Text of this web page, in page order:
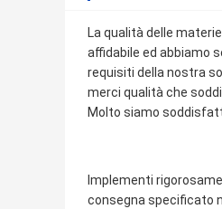
La qualità delle
affidabile ed abbiamo
requisiti della nostra
merci qualità che
Molto siamo
Implementi
consegna specificato